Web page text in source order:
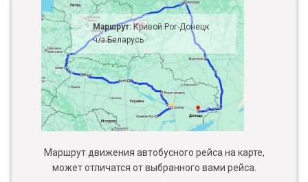
Маршрут: Кривой Рог-Донецк
ч/з Беларусь
Маршрут движения автобусного рейса на карте,
может отличатся от выбранного вами рейса.